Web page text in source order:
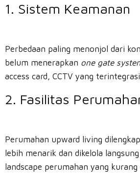
1. Sistem Keamanan
Perbedaan paling menonjol dari
belum menerapkan one gate
access card, CCTV yang
2. Fasilitas
Perumahan upward living
lebih menarik dan dikelola
landscape perumahan yang